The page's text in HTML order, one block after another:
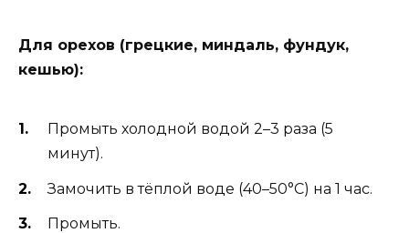
Для орехов (грецкие, миндаль, фундук,
кешью):
Промыть холодной водой 2–3 раза (5
минут).
Замочить в тёплой воде (40–50°C) на 1 час.
Промыть.